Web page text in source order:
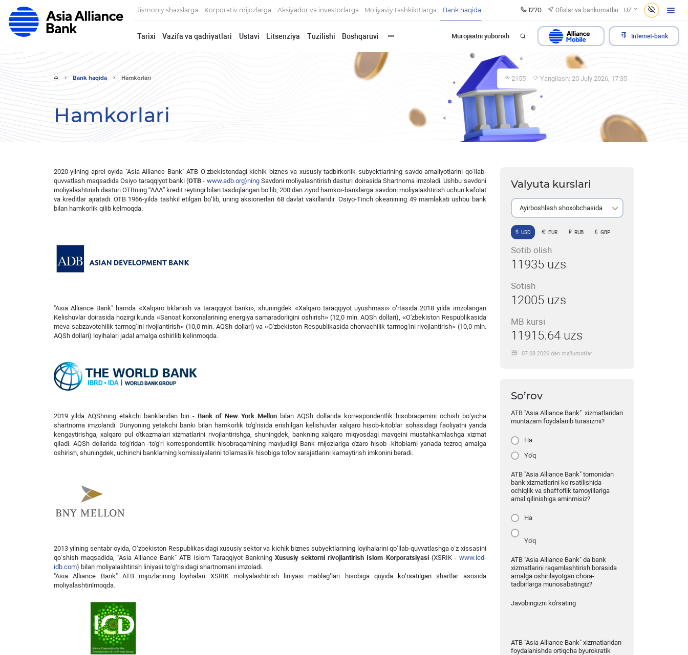
Jismoniy shaxslarga Korporativ mijozlarga Aksiyador va investorlarga Moliyaviy tashkilotlarga Bank haqida 1270 Ofislar va bankomatlar UZ
Tarixi Vazifa va qadriyatlari Ustavi Litsenziya Tuzilishi Boshqaruvi ••• Murojaatni yuborish Internet-bank
Bank haqida Hamkorlari 2155 Yangilash: 20 July 2026, 17:35
Hamkorlari
2020-yilning aprel oyida "Asia Alliance Bank" ATB O‘zbekistondagi kichik biznes va xususiy tadbirkorlik subyektlarining savdo amaliyotlarini qo‘llab-
quvvatlash maqsadida Osiyo taraqqiyot banki (OTB- www.adb.org)ningSavdoni moliyalashtirish dasturi doirasida Shartnoma imzoladi. Ushbu savdoni
moliyalashtirish dasturi OTBning “AAA” kredit reytingi bilan tasdiqlangan bo‘lib, 200 dan ziyod hamkor-banklarga savdoni moliyalashtirish uchun kafolat
va kreditlar ajratadi. OTB 1966-yilda tashkil etilgan bo‘lib, uning aksionerlari 68 davlat vakillaridir. Osiyo-Tinch okeanining 49 mamlakati ushbu bank
bilan hamkorlik qilib kelmoqda.
"Asia Alliance Bank" hamda «Xalqaro tiklanish va taraqqiyot banki», shuningdek «Xalqaro taraqqiyot uyushmasi» o’rtasida 2018 yilda imzolangan
Kelishuvlar doirasida hozirgi kunda «Sanoat korxonalarining energiya samaradorligini oshirish» (12,0 mln. AQSh dollari), «O'zbekiston Respublikasida
meva-sabzavotchilik tarmog’ini rivojlantirish» (10,0 mln. AQSh dollari) va «O'zbekiston Respublikasida chorvachilik tarmog’ini rivojlantirish» (10,0 mln.
AQSh dollari) loyihalari jadal amalga oshirilib kelinmoqda.
2019 yilda AQShning etakchi banklaridan biri -Bank of New York Mellonbilan AQSh dollarida korrespondentlik hisobraqamini ochish bo’yicha
shartnoma imzolandi. Dunyoning yetakchi banki bilan hamkorlik to'g'risida erishilgan kelishuvlar xalqaro hisob-kitoblar sohasidagi faoliyatni yanda
kengaytirishga, xalqaro pul o'tkazmalari xizmatlarini rivojlantirishga, shuningdek, bankning xalqaro miqyosdagi mavqeini mustahkamlashga xizmat
qiladi. AQSh dollarida to'g'ridan -to'g'ri korrespondentlik hisobraqamining mavjudligi Bank mijozlariga o'zaro hisob -kitoblarni yanada tezroq amalga
oshirish, shuningdek, uchinchi banklarning komissiyalarini to'lamaslik hisobiga to'lov xarajatlarini kamaytirish imkonini beradi.
2013 yilning sentabr oyida, O‘zbekiston Respublikasidagi xususiy sektor va kichik biznes subyektlarining loyihalarini qo‘llab-quvvatlashga o‘z xissasini
qo‘shish maqsadida, "Asia Alliance Bank" ATB Islom Taraqqiyot BankningXususiy sektorni rivojlantirish Islom Korporatsiyasi(XSRIK - www.icd-
idb.com) bilan moliyalashtirish liniyasi to‘g‘risidagi shartnomani imzoladi.
"Asia Alliance Bank" ATB mijozlarining loyihalari XSRIK moliyalashtirish liniyasi mablag‘lari hisobiga quyida
ko‘rsatilgan shartlar asosida
moliyalashtirilmoqda.
Valyuta kurslari
Ayirboshlash shoxobchasida
USD EUR RUB GBP
Sotib olish
11935 uzs
Sotish
12005 uzs
MB kursi
11915.64 uzs
07.08.2026 dan ma’lumotlar
So’rov
ATB "Asia Alliance Bank" xizmatlaridan
muntazam foydalanib turasizmi?
Ha
Yo'q
ATB "Asia Alliance Bank" tomonidan
bank xizmatlarini ko‘rsatilishida
ochiqlik va shaffoflik tamoyillariga
amal qilinishiga aminmisiz?
Ha
Yo'q
ATB "Asia Alliance Bank" da bank
xizmatlarini raqamlashtirish borasida
amalga oshirilayotgan chora-
tadbirlarga munosabatingiz?
Javobingizni ko'rsating
ATB "Asia Alliance Bank" xizmatlaridan
foydalanishda ortiqcha byurokratik